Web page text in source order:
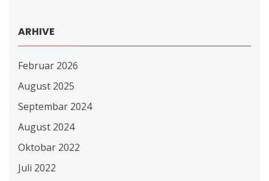
ARHIVE
Februar 2026
August 2025
Septembar 2024
August 2024
Oktobar 2022
Juli 2022